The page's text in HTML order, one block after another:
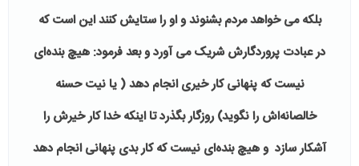
بلکه می خواهد مردم بشنوند و او را ستایش کنند این است که
در عبادت پروردگارش شریک می آورد و بعد فرمود: هیچ بنده‌ای
نیست که پنهانی کار خیری انجام دهد ( یا نیت حسنه
خالصانه‌اش را نگوید) روزگار بگذرد تا اینکه خدا کار خیرش را
آشکار سازد و هیچ بنده‌ای نیست که کار بدی پنهانی انجام دهد